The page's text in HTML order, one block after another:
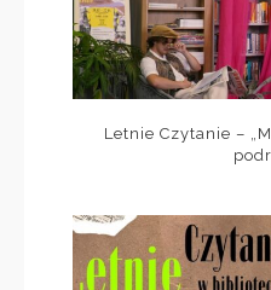
Letnie Czytanie –